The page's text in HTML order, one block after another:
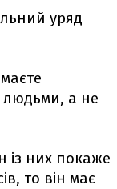
уряд
людьми, а не
із них покаже
то він має